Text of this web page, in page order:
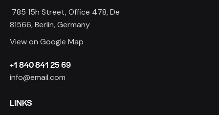
785 15h Street, Office 478, De
81566, Berlin, Germany
View on Google Map
+1 840 841 25 69
info@email.com
LINKS